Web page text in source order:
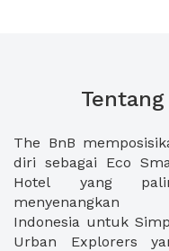
The BnB
diri sebagai Eco
Hotel yang
menyenangkan
Indonesia untuk
Urban Explorers
kesempurnaan
kesederhanaan.
penawaran
meeting maupun
acara dengan
yang lengkap